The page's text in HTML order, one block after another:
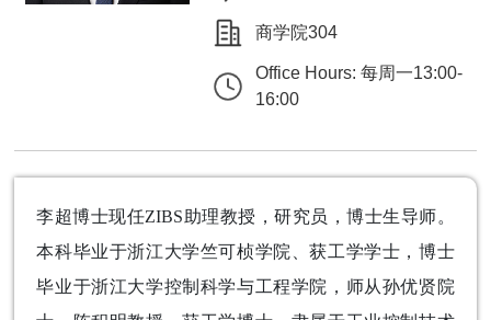
商学院304
Office Hours: 每周一13:00-
16:00
李超博士现任ZIBS助理教授，研究员，博士生导师。
本科毕业于浙江大学竺可桢学院、获工学学士，博士
毕业于浙江大学控制科学与工程学院，师从孙优贤院